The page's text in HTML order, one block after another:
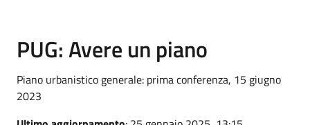
PUG: Avere un piano
Piano urbanistico generale: prima conferenza, 15 giugno
2023